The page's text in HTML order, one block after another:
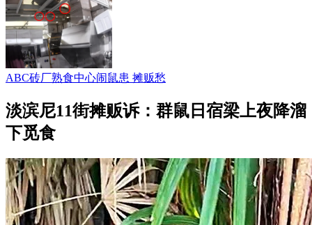
ABC砖厂熟食中心闹鼠患 摊贩愁
淡滨尼11街摊贩诉：群鼠日宿梁上夜降溜
下觅食